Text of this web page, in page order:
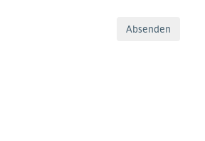
Absenden